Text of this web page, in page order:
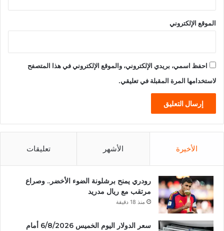
الموقع الإلكتروني
احفظ اسمي، بريدي الإلكتروني، والموقع الإلكتروني في هذا المتصفح
لاستخدامها المرة المقبلة في تعليقي.
الأخيرة الأشهر تعليقات
رودري يمنح برشلونة الضوء الأخضر.. وصراع
مرتقب مع ريال مدريد
منذ 18 دقيقة
سعر الدولار اليوم الخميس 6/8/2026 أمام